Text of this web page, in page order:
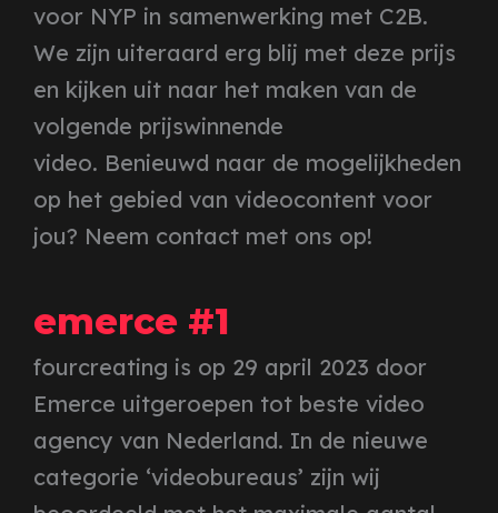
voor NYP in samenwerking met C2B.
We zijn uiteraard erg blij met deze prijs
en kijken uit naar het maken van de
volgende prijswinnende
video. Benieuwd naar de mogelijkheden
op het gebied van videocontent voor
jou? Neem contact met ons op!
emerce #1
fourcreating is op 29 april 2023 door
Emerce uitgeroepen tot beste video
agency van Nederland. In de nieuwe
categorie ‘videobureaus’ zijn wij